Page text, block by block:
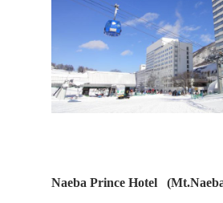
Naeba Prince Hotel